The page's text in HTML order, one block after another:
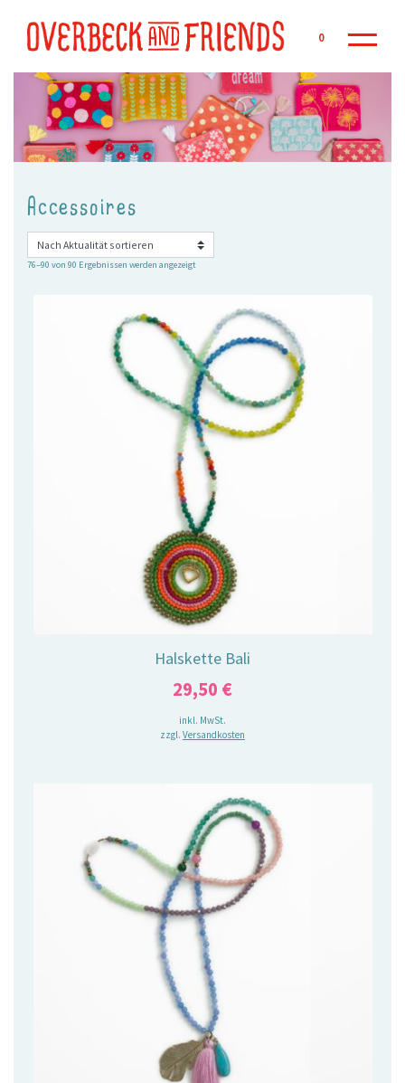
0
Accessoires
76–90 von 90 Ergebnissen werden angezeigtNach
Halskette Bali
29,50 €
inkl. MwSt.
zzgl. Versandkosten